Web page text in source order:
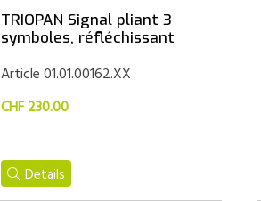
TRIOPAN Signal pliant 3
symboles, réfléchissant
Article 01.01.00162.XX
CHF 230.00
Details